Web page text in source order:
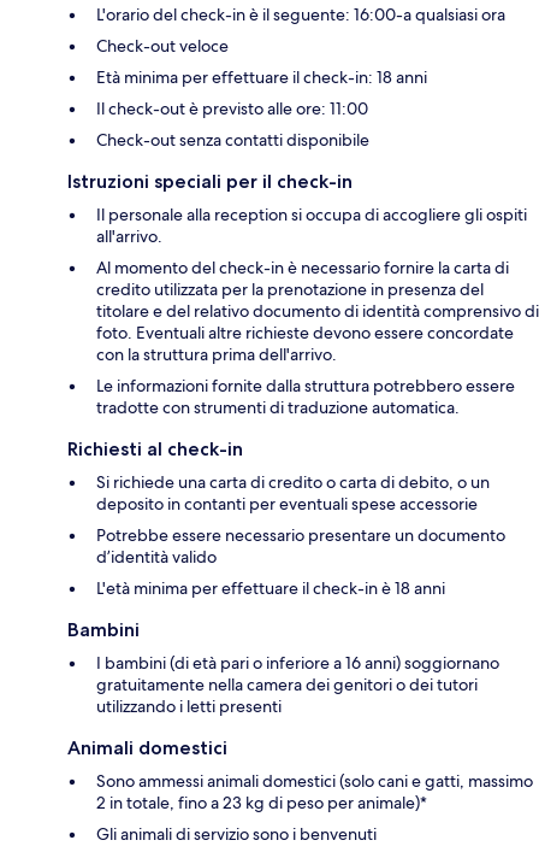
L'orario del check-in è il seguente: 16:00-a qualsiasi ora
Check-out veloce
Età minima per effettuare il check-in: 18 anni
Il check-out è previsto alle ore: 11:00
Check-out senza contatti disponibile
Istruzioni speciali per il check-in
Il personale alla reception si occupa di accogliere gli ospiti
all'arrivo.
Al momento del check-in è necessario fornire la carta di
credito utilizzata per la prenotazione in presenza del
titolare e del relativo documento di identità comprensivo di
foto. Eventuali altre richieste devono essere concordate
con la struttura prima dell'arrivo.
Le informazioni fornite dalla struttura potrebbero essere
tradotte con strumenti di traduzione automatica.
Richiesti al check-in
Si richiede una carta di credito o carta di debito, o un
deposito in contanti per eventuali spese accessorie
Potrebbe essere necessario presentare un documento
d’identità valido
L'età minima per effettuare il check-in è 18 anni
Bambini
I bambini (di età pari o inferiore a 16 anni) soggiornano
gratuitamente nella camera dei genitori o dei tutori
utilizzando i letti presenti
Animali domestici
Sono ammessi animali domestici (solo cani e gatti, massimo
2 in totale, fino a 23 kg di peso per animale)*
Gli animali di servizio sono i benvenuti